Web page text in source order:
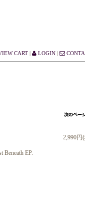
CART | LOGIN |
2,990円
Beneath EP.